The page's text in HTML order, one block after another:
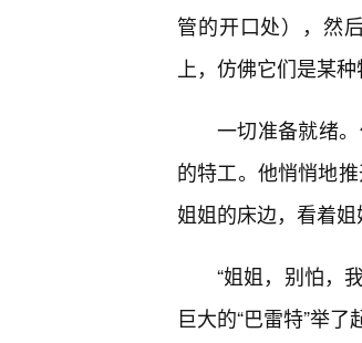
管的开口处），然
上，仿佛它们是某种
一切准备就绪
的特工。他悄悄地
姐姐的床边，看着
“姐姐，别怕，
巨大的“巴雷特”举